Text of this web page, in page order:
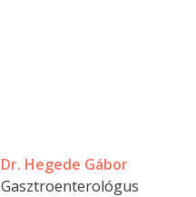
Dr. Hegede Gábor
Gasztroenterológus